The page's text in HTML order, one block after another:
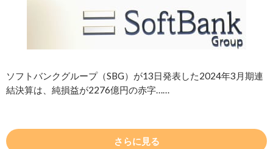
ソフトバンクグループ（SBG）が13日発表した2024年3月期連
結決算は、純損益が2276億円の赤字……
さらに見る